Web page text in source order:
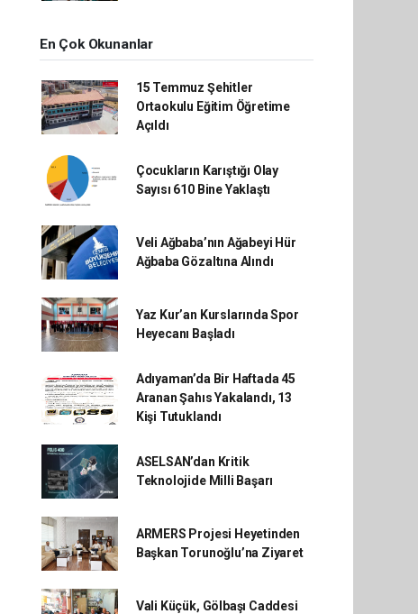
En Çok Okunanlar
15 Temmuz Şehitler
Ortaokulu Eğitim Öğretime
Açıldı
Çocukların Karıştığı Olay
Sayısı 610 Bine Yaklaştı
Veli Ağbaba’nın Ağabeyi Hür
Ağbaba Gözaltına Alındı
Yaz Kur’an Kurslarında Spor
Heyecanı Başladı
Adıyaman’da Bir Haftada 45
Aranan Şahıs Yakalandı, 13
Kişi Tutuklandı
ASELSAN’dan Kritik
Teknolojide Milli Başarı
ARMERS Projesi Heyetinden
Başkan Torunoğlu’na Ziyaret
Vali Küçük, Gölbaşı Caddesi